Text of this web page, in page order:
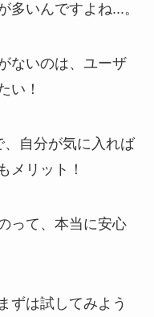
できない？バロ
多いんですよね...。
ないのは、ユーザ
い！
自分が気に入れば
メリット！
って、本当に安心
ずは試してみよう